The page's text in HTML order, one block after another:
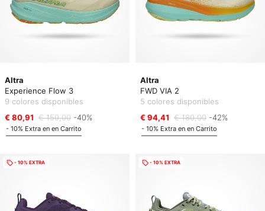
Altra
Experience Flow 3
9 colores disponibles
€ 80,91 € 150,00 -40%
- 10% Extra en en Carrito
Altra
FWD VIA 2
5 colores disponibles
€ 94,41 € 180,00 -42%
- 10% Extra en en Carrito
- 10% EXTRA - 10% EXTRA